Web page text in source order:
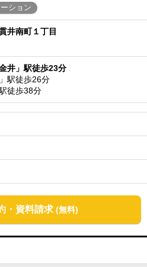
ション
井南町１丁目
井」駅徒歩23分
駅徒歩26分
徒歩38分
・資料請求 (無料)